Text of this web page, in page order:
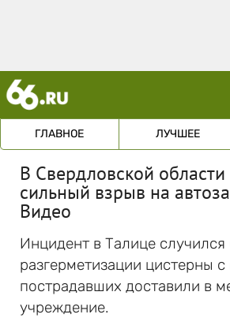
ГЛАВНОЕ ЛУЧШЕЕ
В Свердловской
сильный взрыв на
Видео
Инцидент в Талице случился
разгерметизации цистерны
пострадавших доставили в
учреждение.